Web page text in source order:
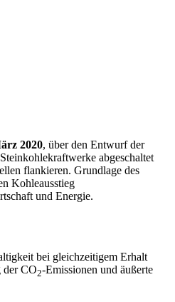
2020, über den Entwurf der
abgeschaltet
flankieren. Grundlage des
Kohleausstieg
und Energie.
bei gleichzeitigem Erhalt
der CO2-Emissionen und äußerte